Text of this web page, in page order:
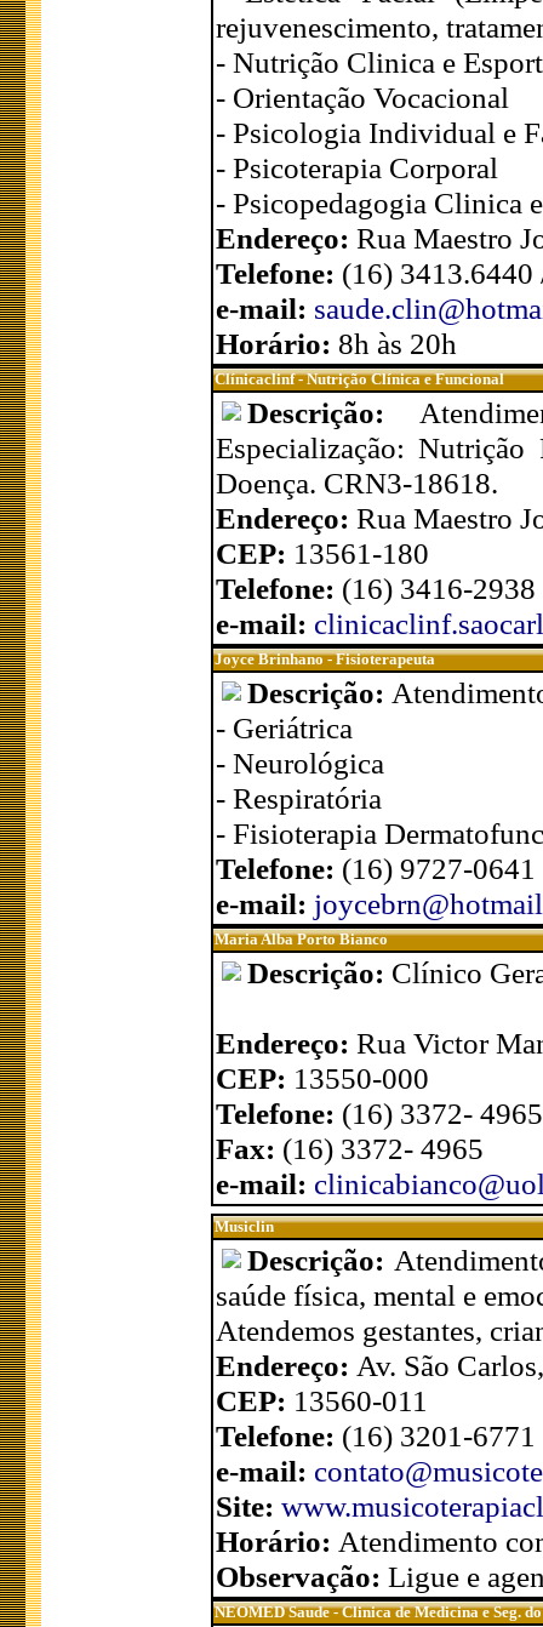
rejuvenescimento,
- Nutrição Clinica e
- Orientação Vocacional
- Psicologia Individual e
- Psicoterapia Corporal
- Psicopedagogia Clinica
Endereço: Rua Maestro
Telefone: (16) 3413.6440
e-mail:
Horário: 8h às 20h
Clínicaclinf - Nutrição Clínica e Funcional
Descrição:
Especialização:
Doença. CRN3-18618.
Endereço: Rua Maestro
CEP: 13561-180
Telefone: (16) 3416-
e-mail:
Joyce Brinhano - Fisioterapeuta
Descrição:
- Geriátrica
- Neurológica
- Respiratória
- Fisioterapia
Telefone: (16) 9727-0641
e-mail:
Maria Alba Porto Bianco
Descrição: Clínico
Endereço: Rua Victor
CEP: 13550-000
Telefone: (16) 3372- 4965
Fax: (16) 3372- 4965
e-mail:
Musiclin
Descrição:
saúde física, mental e
Atendemos gestantes,
Endereço: Av. São
CEP: 13560-011
Telefone: (16) 3201-
e-mail:
Site:
Horário: Atendimento
Observação: Ligue e
NEOMED Saude - Clinica de Medicina e Seg.